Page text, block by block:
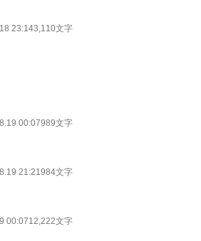
23:143,110文字
00:07989文字
21:21984文字
00:0712,222文字